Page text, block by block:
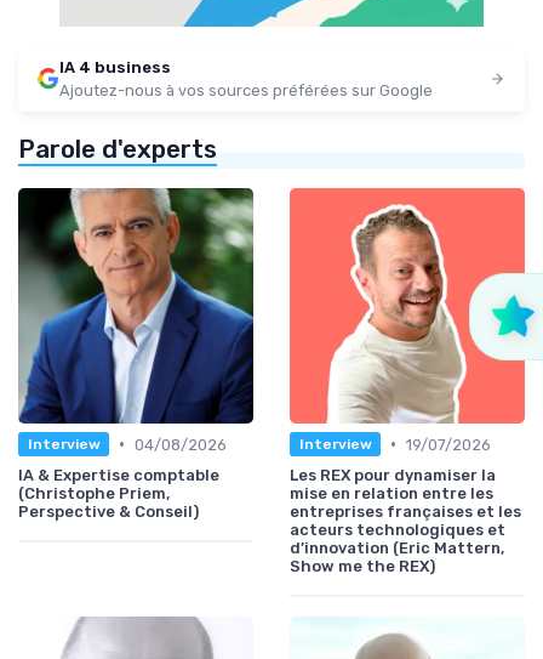
IA 4 business
Ajoutez-nous à vos sources préférées sur Google
Parole d'experts
Interview • 04/08/2026
IA & Expertise comptable
(Christophe Priem,
Perspective & Conseil)
Interview • 19/07/2026
Les REX pour dynamiser la
mise en relation entre les
entreprises françaises et les
acteurs technologiques et
d’innovation (Eric Mattern,
Show me the REX)